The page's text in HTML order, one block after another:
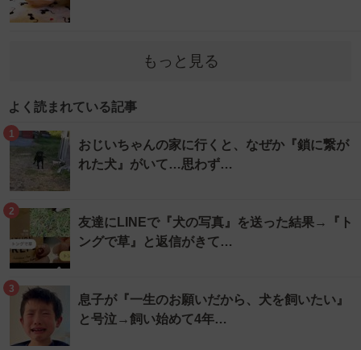
もっと見る
よく読まれている記事
1
おじいちゃんの家に行くと、なぜか『鎖に繋が
れた犬』がいて…思わず…
2
友達にLINEで『犬の写真』を送った結果→『ト
ングで草』と返信がきて…
3
息子が『一生のお願いだから、犬を飼いたい』
と号泣→飼い始めて4年…